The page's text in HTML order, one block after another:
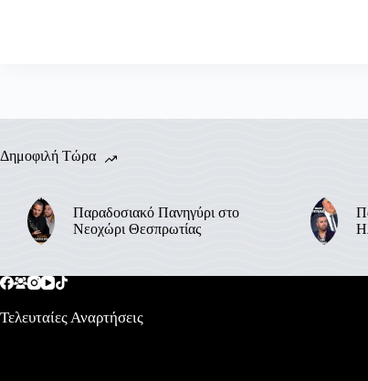
Δημοφιλή Τώρα
Παραδοσιακό Πανηγύρι στο
Νεοχώρι Θεσπρωτίας
Τελευταίες Αναρτήσεις